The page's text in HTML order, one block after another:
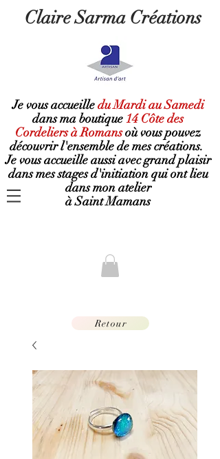
Claire Sarma Créations
Je vous accueilledu Mardi au Samedi
dans ma boutique14 Côte des
Cordeliers à Romansoùvous pouvez
découvrir l'ensemble de mes créations.
Je vous accueille aussi avec grand plaisir
dans mes stages d'initiation qui ont lieu
dans mon atelier
à Saint Mamans
Retour